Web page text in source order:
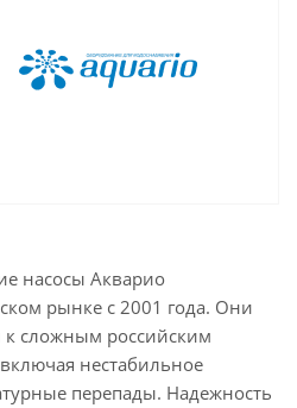
насосы Акварио
рынке с 2001 года. Они
сложным российским
нестабильное
перепады. Надежность